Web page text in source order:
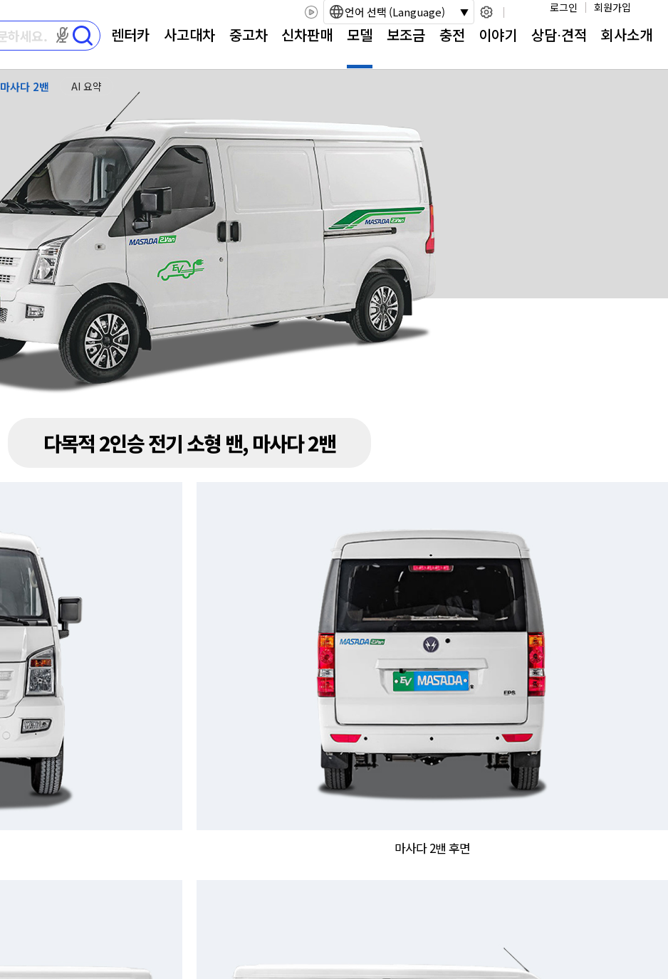
마이크 권한이 필요합니다
로그인 회원가입
언어 선택 (Language)
렌터카 사고대차 중고차 신차판매 모델 보조금 충전 이야기 상담⋅견적 회사소개
마사다 2밴 AI 요약
다목적 2인승 전기 소형 밴, 마사다 2밴
마사다 2밴 후면